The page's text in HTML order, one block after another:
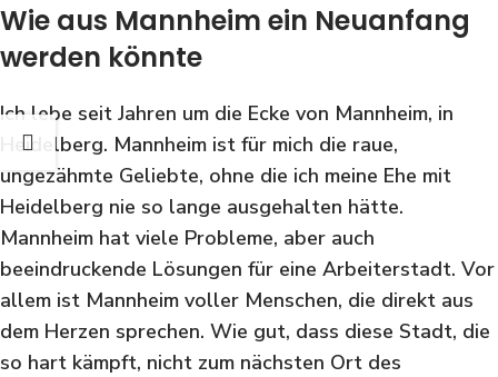
Wie aus Mannheim ein Neuanfang
werden könnte
Ich lebe seit Jahren um die Ecke von Mannheim, in
Heidelberg. Mannheim ist für mich die raue,
ungezähmte Geliebte, ohne die ich meine Ehe mit
Heidelberg nie so lange ausgehalten hätte.
Mannheim hat viele Probleme, aber auch
beeindruckende Lösungen für eine Arbeiterstadt. Vor
allem ist Mannheim voller Menschen, die direkt aus
dem Herzen sprechen. Wie gut, dass diese Stadt, die
so hart kämpft, nicht zum nächsten Ort des